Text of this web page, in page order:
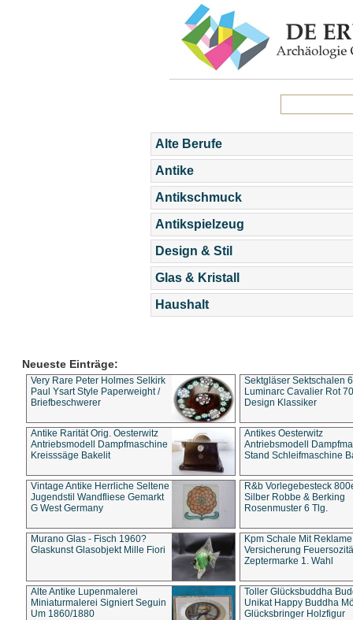
Alte Berufe
Antike
Antikschmuck
Antikspielzeug
Design & Stil
Glas & Kristall
Haushalt
Neueste Einträge:
Very Rare Peter Holmes Selkirk
Paul Ysart Style Paperweight /
Briefbeschwerer
Sektgläser Sektschalen
Luminarc Cavalier Rot
Design Klassiker
Antike Rarität Orig. Oesterwitz
Antriebsmodell Dampfmaschine
Kreisssäge Bakelit
Antikes Oesterwitz
Antriebsmodell
Stand Schleifmaschine
Vintage Antike Herrliche Seltene
Jugendstil Wandfliese Gemarkt
G West Germany
R&b Vorlegebesteck
Silber Robbe & Berking
Rosenmuster 6 Tlg.
Murano Glas - Fisch 1960?
Glaskunst Glasobjekt Mille Fiori
Kpm Schale Mit Reklame
Versicherung
Zeptermarke 1. Wahl
Alte Antike Lupenmalerei
Miniaturmalerei Signiert Seguin
Um 1860/1880
Toller Glücksbuddha
Unikat Happy Buddha
Glücksbringer Holzfigur